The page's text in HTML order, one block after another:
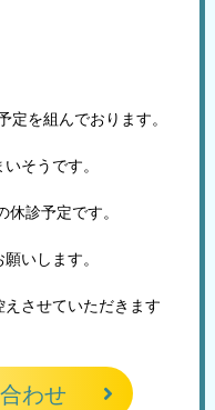
を組んでおります。
そうです。
診予定です。
いします。
させていただきます
わせ